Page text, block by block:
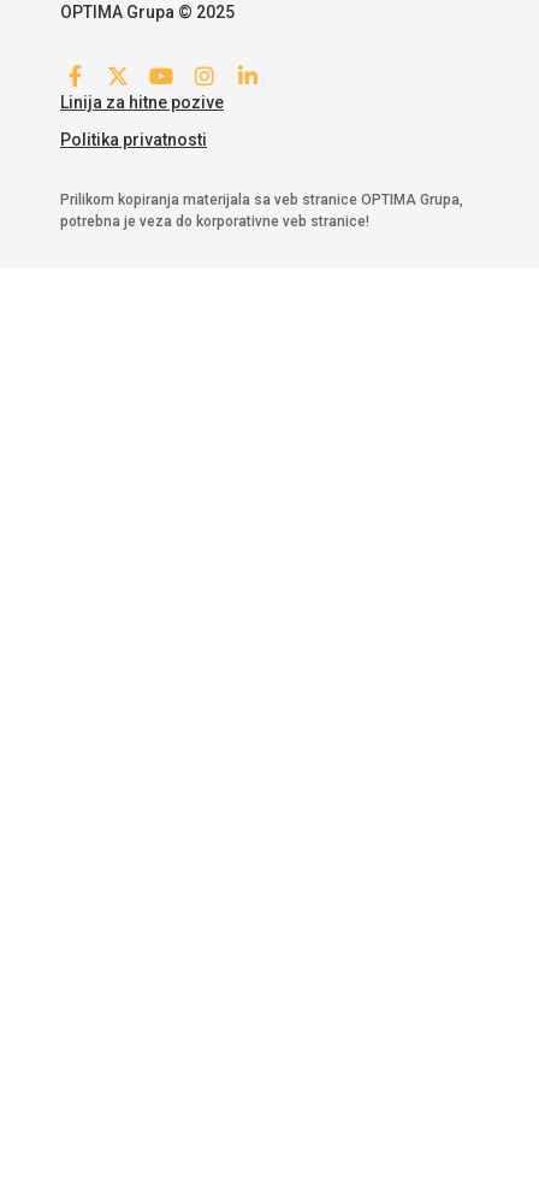
OPTIMA Grupa © 2025
Linija za hitne pozive
Politika privatnosti
Prilikom kopiranja materijala sa veb stranice OPTIMA Grupa,
potrebna je veza do korporativne veb stranice!